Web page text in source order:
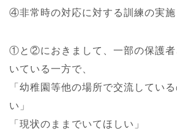
④非常時の対応に対する訓練の実施
①と②におきまして、一部の保護者
いている一方で、
「幼稚園等他の場所で交流してい
い」
「現状のままでいてほしい」